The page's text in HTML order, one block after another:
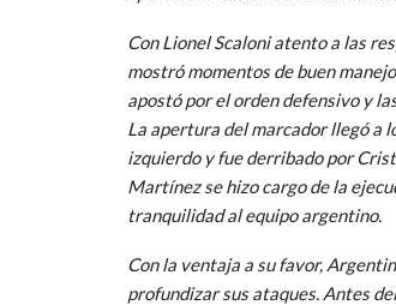
Con Lionel Scaloni atento a las
mostró momentos de buen
apostó por el orden defensivo y
La apertura del marcador llegó a
izquierdo y fue derribado por
Martínez se hizo cargo de la
tranquilidad al equipo argentino.
Con la ventaja a su favor,
profundizar sus ataques. Antes